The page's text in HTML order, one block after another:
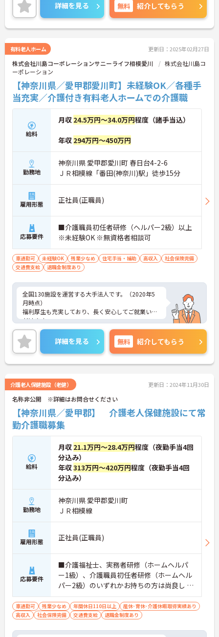
詳細を見る 無料 紹介してもらう
有料老人ホーム 更新日：2025年02月27日
株式会社川島コーポレーションサニーライフ相模愛川
株式会社川島コ
ーポレーション
【神奈川県／愛甲郡愛川町】未経験OK／各種手
当充実／介護付き有料老人ホームでの介護職
給料
月収 24.5万円～34.0万円程度（諸手当込）
年収 294万円～450万円
勤務地
神奈川県 愛甲郡愛川町 春日台4-2-6
ＪＲ相模線「番田(神奈川)駅」徒歩15分
雇用形態 正社員(正職員)
応募要件
■介護職員初任者研修（ヘルパー2級）以上
※未経験OK ※無資格者相談可
車通勤可 未経験OK 残業少なめ 住宅手当・補助 高収入
社会保険完備
交通費支給
退職金制度あり
全国130施設を運営する大手法人です。（2020年5
月時点）
福利厚生も充実しており、長く安心してご就業いた
だけます。
ご興味ある方には、面接対策ポイントなど、さらに
詳細をお話しいたしますのでお気軽にご相談くださ
い！
詳細を見る 無料 紹介してもらう
介護老人保健施設（老健） 更新日：2024年11月30日
名称非公開 ※詳細はお問合せください
【神奈川県／愛甲郡】 介護老人保健施設にて常
勤介護職募集
給料
月収 21.1万円～28.4万円程度（夜勤手当4回
分込み）
年収313万円～420万円程度（夜勤手当4回
分込み）
勤務地
神奈川県 愛甲郡愛川町
ＪＲ相模線
雇用形態 正社員(正職員)
応募要件
■介護福祉士、実務者研修（ホームヘルパ
ー1級）、介護職員初任者研修（ホームヘル
パー2級）のいずれかお持ちの方は尚良し ※
介護施設等の経験がある方
車通勤可 残業少なめ 年間休日110日以上
産休･育休･介護休暇取得実績あり
高収入
社会保険完備 交通費支給 退職金制度あり